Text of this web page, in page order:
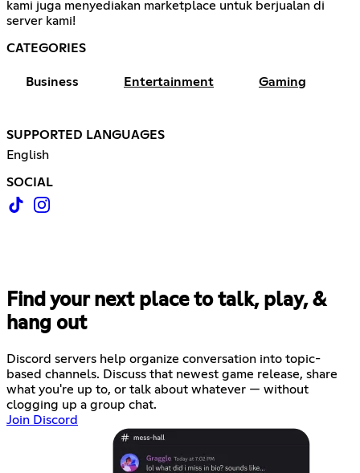
kami juga menyediakan marketplace untuk berjualan di
server kami!
CATEGORIES
Business Entertainment Gaming
SUPPORTED LANGUAGES
English
SOCIAL
Find your next place to talk, play, &
hang out
Discord servers help organize conversation into topic-
based channels. Discuss that newest game release, share
what you're up to, or talk about whatever — without
clogging up a group chat.
Join Discord